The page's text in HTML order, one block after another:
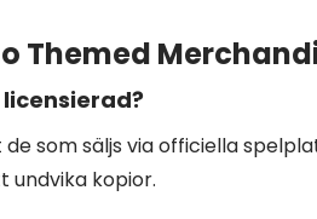
Themed
som säljs via officiella
kopior.